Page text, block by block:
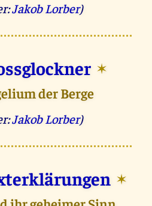
Jakob Lorber)
✶
der Berge
Jakob Lorber)
✶